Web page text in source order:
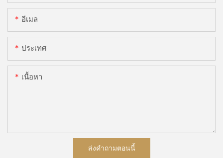
อีเมล
ประเทศ
เนื้อหา
ส่งคำถามตอนนี้